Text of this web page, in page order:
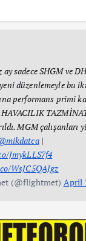
sadece SHGM ve
düzenlemeyle bu
performans primi
MGM çalışanları
|
JmykLLS7f4
WsJC5QAJgz
(@flightmet) April